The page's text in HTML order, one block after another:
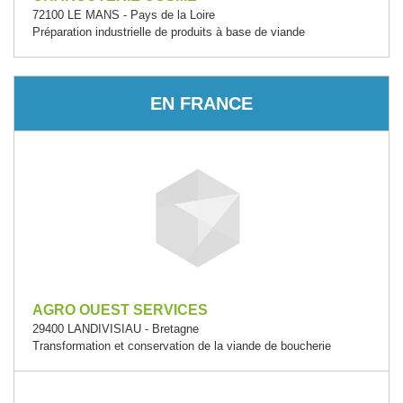
72100 LE MANS - Pays de la Loire
Préparation industrielle de produits à base de viande
EN FRANCE
AGRO OUEST SERVICES
29400 LANDIVISIAU - Bretagne
Transformation et conservation de la viande de boucherie